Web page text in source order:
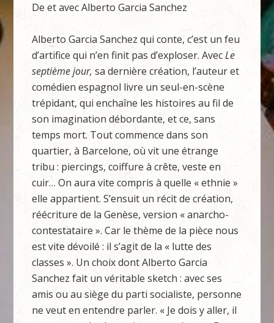
De et avec Alberto Garcia Sanchez
Alberto Garcia Sanchez qui conte, c’est un feu
d’artifice qui n’en finit pas d’exploser. AvecLe
septième jour, sa dernière création, l’auteur et
comédien espagnol livre un seul-en-scène
trépidant, qui enchaîne les histoires au fil de
son imagination débordante, et ce, sans
temps mort. Tout commence dans son
quartier, à Barcelone, où vit une étrange
tribu : piercings, coiffure à crête, veste en
cuir… On aura vite compris à quelle « ethnie »
elle appartient. S’ensuit un récit de création,
réécriture de la Genèse, version « anarcho-
contestataire ». Car le thème de la pièce nous
est vite dévoilé : il s’agit de la « lutte des
classes ». Un choix dont Alberto Garcia
Sanchez fait un véritable sketch : avec ses
amis ou au siège du parti socialiste, personne
ne veut en entendre parler. « Je dois y aller, il